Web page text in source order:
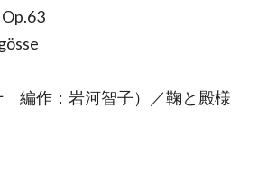
編作：岩河智子）／鞠と殿様